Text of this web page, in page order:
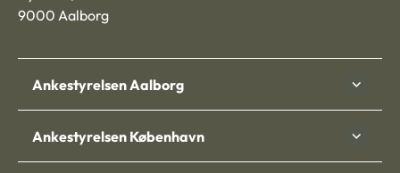
9000 Aalborg
Ankestyrelsen Aalborg
Ankestyrelsen København